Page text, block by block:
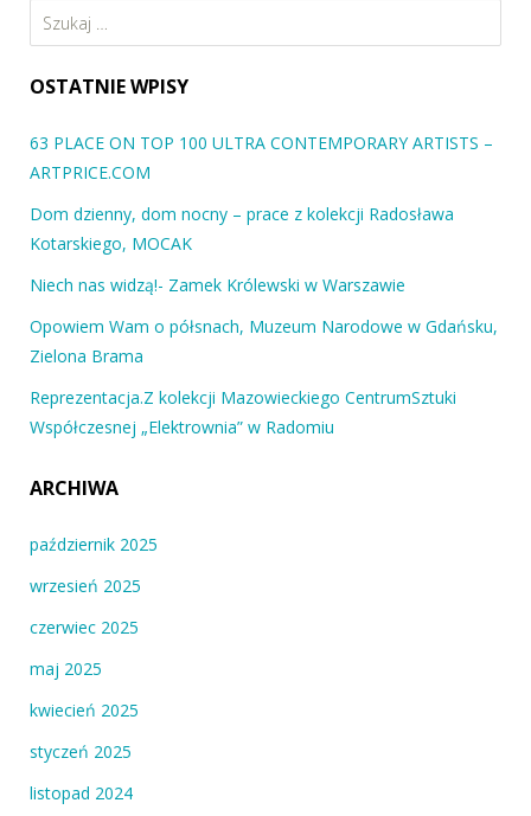
Szukaj:
OSTATNIE WPISY
63 PLACE ON TOP 100 ULTRA CONTEMPORARY ARTISTS –
ARTPRICE.COM
Dom dzienny, dom nocny – prace z kolekcji Radosława
Kotarskiego, MOCAK
Niech nas widzą!- Zamek Królewski w Warszawie
Opowiem Wam o półsnach, Muzeum Narodowe w Gdańsku,
Zielona Brama
Reprezentacja.Z kolekcji Mazowieckiego CentrumSztuki
Współczesnej „Elektrownia” w Radomiu
ARCHIWA
październik 2025
wrzesień 2025
czerwiec 2025
maj 2025
kwiecień 2025
styczeń 2025
listopad 2024